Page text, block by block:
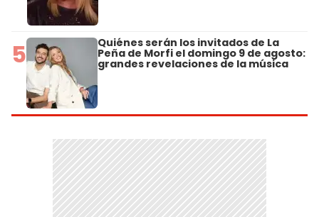
5 Quiénes serán los invitados de La
Peña de Morfi el domingo 9 de agosto:
grandes revelaciones de la música